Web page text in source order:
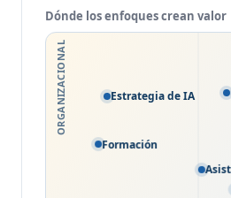
Dónde los enfoques crean valor
ORGANIZACIONAL Estrategia de IA
Formación